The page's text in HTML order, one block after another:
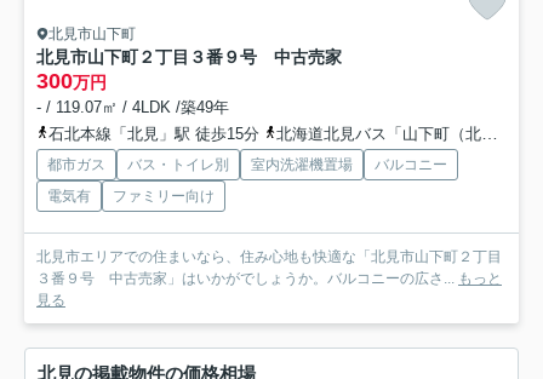
北見市山下町
北見市山下町２丁目３番９号 中古売家
300万円
- / 119.07㎡ / 4LDK /築49年
石北本線「北見」駅 徒歩15分
北海道北見バス「山下町（北海道）」バス停下車 徒歩3分
都市ガス バス・トイレ別 室内洗濯機置場
バルコニー
電気有
ファミリー向け
北見市エリアでの住まいなら、住み心地も快適な「北見市山下町２丁目
３番９号 中古売家」はいかがでしょうか。バルコニーの広さ... もっと
見る
北見の掲載物件の価格相場